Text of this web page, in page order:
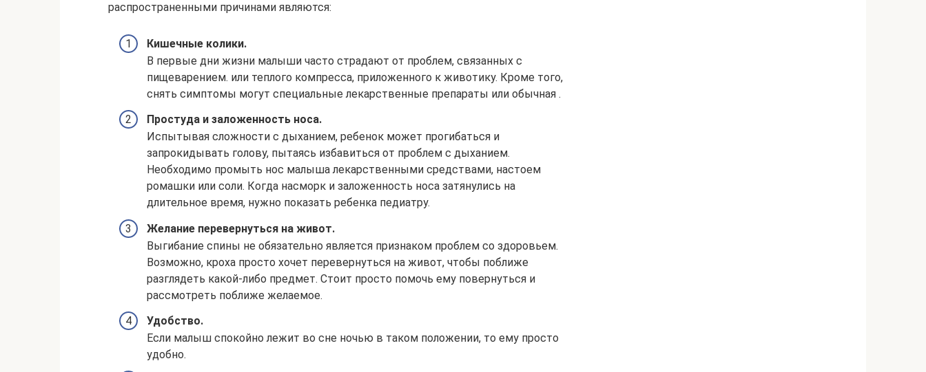
распространенными причинами являются:
Кишечные колики.
В первые дни жизни малыши часто страдают от проблем, связанных с
пищеварением. или теплого компресса, приложенного к животику. Кроме того,
снять симптомы могут специальные лекарственные препараты или обычная .
Простуда и заложенность носа.
Испытывая сложности с дыханием, ребенок может прогибаться и
запрокидывать голову, пытаясь избавиться от проблем с дыханием.
Необходимо промыть нос малыша лекарственными средствами, настоем
ромашки или соли. Когда насморк и заложенность носа затянулись на
длительное время, нужно показать ребенка педиатру.
Желание перевернуться на живот.
Выгибание спины не обязательно является признаком проблем со здоровьем.
Возможно, кроха просто хочет перевернуться на живот, чтобы поближе
разглядеть какой-либо предмет. Стоит просто помочь ему повернуться и
рассмотреть поближе желаемое.
Удобство.
Если малыш спокойно лежит во сне ночью в таком положении, то ему просто
удобно.